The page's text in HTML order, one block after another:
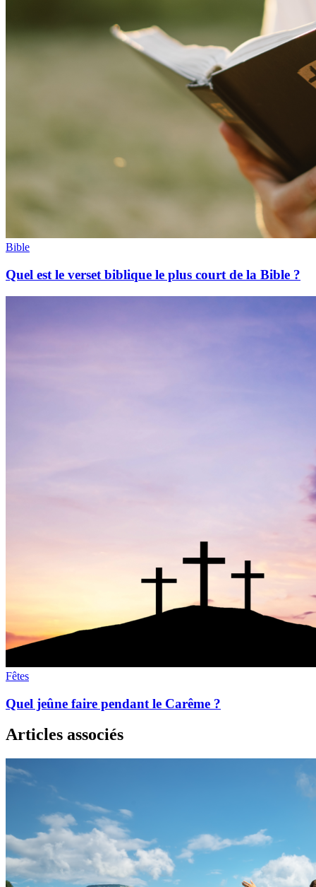
Bible
Quel est le verset biblique le plus court de la Bible ?
Fêtes
Quel jeûne faire pendant le Carême ?
Articles associés